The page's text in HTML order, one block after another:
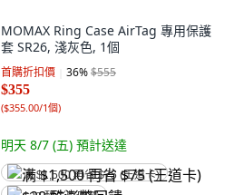
MOMAX Ring Case AirTag 專用保護
套 SR26, 淺灰色, 1個
首購折扣價 36%$555
$355
($355.00/1個)
明天 8/7 (五) 預計送達
满 $1,500 再省 $75 (王道卡)